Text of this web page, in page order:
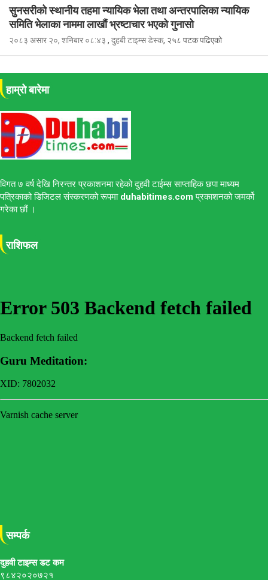
सुनसरीको स्थानीय तहमा न्यायिक भेला तथा अन्तरपालिका न्यायिक
समिति भेलाका नाममा लाखौं भ्रष्टाचार भएको गुनासो
२०८३ असार २०, शनिबार ०८:४३ , दुहबी टाइम्स डेस्क, २५८ पटक पढिएको
हाम्रो बारेमा
विगत ७ वर्ष देखि निरन्तर प्रकाशनमा रहेको दुहवी टाईम्स साप्ताहिक छपा माध्यम
पत्रिकाको डिजिटल संस्करणको रूपमा duhabitimes.comप्रकाशनको जमर्को
गरेका छौं ।
राशिफल
सम्पर्क
दुहवी टाइम्स डट कम
९८४२०२०७२१